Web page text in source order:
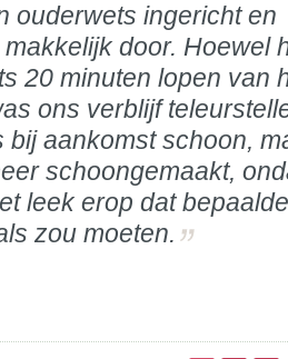
ouderwets ingericht en
door. Hoewel
20 minuten lopen van
ons verblijf
bij aankomst schoon,
schoongemaakt,
leek erop dat
zou moeten.